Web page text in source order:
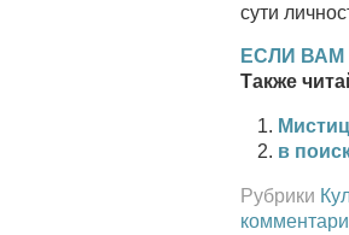
сути
ЕСЛИ
Также
в
Рубрики